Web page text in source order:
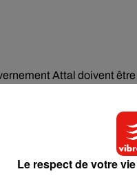
Attal doivent
lourds eux sont
la Justice. Sébastien
elle Olivier Véran au
côté, Emmanuel
Le respect de votre